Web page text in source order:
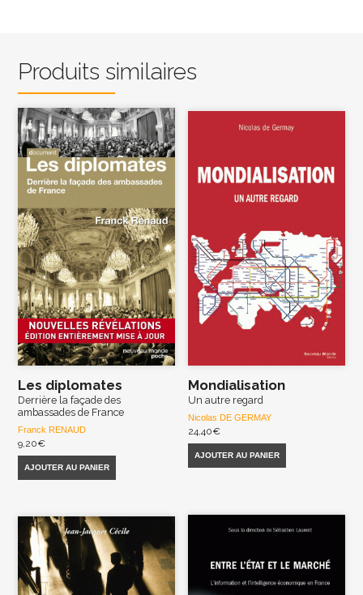
Produits similaires
Les diplomates
Derrière la façade des
ambassades de France
Franck RENAUD
9,20€
AJOUTER AU PANIER
Mondialisation
Un autre regard
Nicolas DE GERMAY
24,40€
AJOUTER AU PANIER